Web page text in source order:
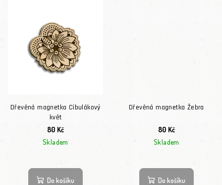
Dřevěná magnetka Cibulákový
květ
80 Kč
Skladem
Do košíku
Dřevěná magnetka Žebra
80 Kč
Skladem
Do košíku